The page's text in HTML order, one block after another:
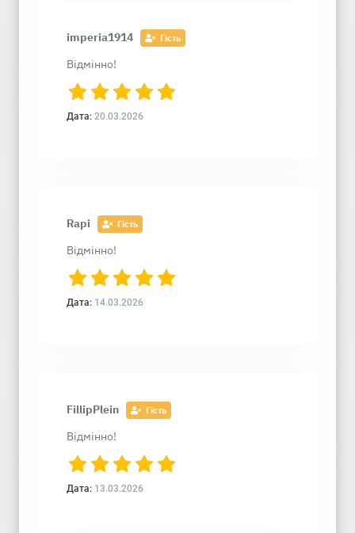
imperia1914 Гість
Відмінно!
Дата: 20.03.2026
Rapi Гість
Відмінно!
Дата: 14.03.2026
FillipPlein Гість
Відмінно!
Дата: 13.03.2026